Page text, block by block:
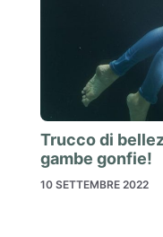
Trucco di
gambe gonfie!
10 SETTEMBRE 2022